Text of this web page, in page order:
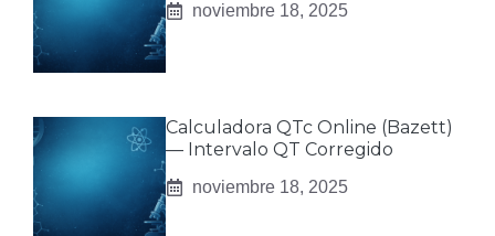
noviembre 18, 2025
Calculadora QTc Online (Bazett)
— Intervalo QT Corregido
noviembre 18, 2025